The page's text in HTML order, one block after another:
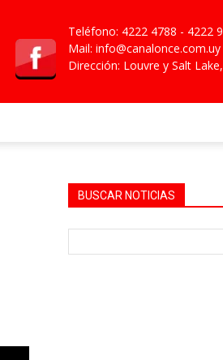
Teléfono: 4222 4788 - 4222
Mail: info@canalonce.com.uy
Dirección: Louvre y Salt
BUSCAR NOTICIAS